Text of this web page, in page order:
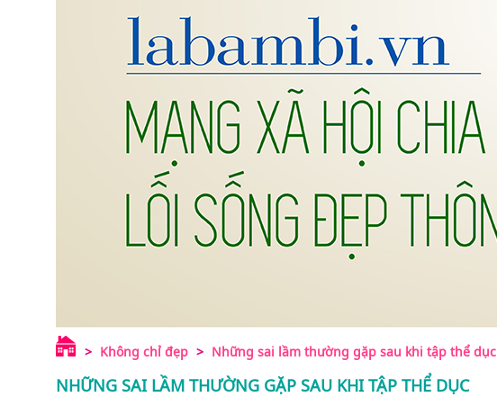
Không chỉ đẹp Những sai lầm thường gặp sau khi tập thể dục
NHỮNG SAI LẦM THƯỜNG GẶP SAU KHI TẬP THỂ DỤC